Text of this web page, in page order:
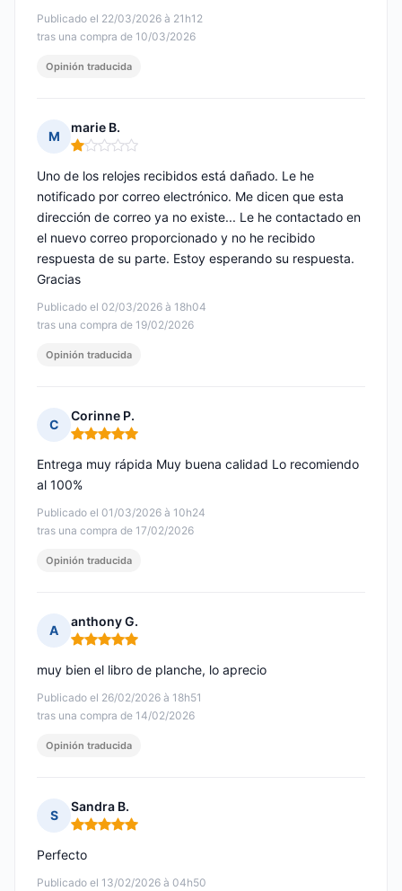
Publicado el 22/03/2026 à 21h12
tras una compra de 10/03/2026
Opinión traducida
M
marie B.
Nota: 1 de 5
Publicado el 02/03/2026 à 18h04
tras una compra de 19/02/2026
Uno de los relojes recibidos está dañado. Le he
notificado por correo electrónico. Me dicen que esta
dirección de correo ya no existe... Le he contactado en
el nuevo correo proporcionado y no he recibido
respuesta de su parte. Estoy esperando su respuesta.
Gracias
Opinión traducida
C
Corinne P.
Nota: 5 de 5
Publicado el 01/03/2026 à 10h24
tras una compra de 17/02/2026
Entrega muy rápida Muy buena calidad Lo recomiendo
al 100%
Opinión traducida
A
anthony G.
Nota: 5 de 5
Publicado el 26/02/2026 à 18h51
tras una compra de 14/02/2026
muy bien el libro de planche, lo aprecio
Opinión traducida
S
Sandra B.
Nota: 5 de 5
Publicado el 13/02/2026 à 04h50
Perfecto